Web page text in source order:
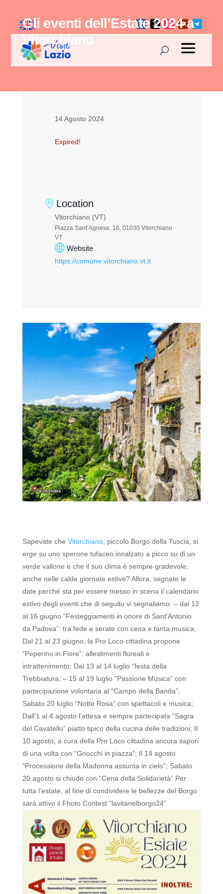
Gli eventi dell’Estate 2024 a
Vitorchiano
14 Agosto 2024
Expired!
Location
Vitorchiano (VT)
Piazza Sant’Agnese, 16, 01030 Vitorchiano
VT
Website
https://comune.vitorchiano.vt.it
Sapevate che Vitorchiano, piccolo Borgo della Tuscia, si
erge su uno sperone tufaceo innalzato a picco su di un
verde vallone e che il suo clima è sempre gradevole,
anche nelle calde giornate estive? Allora, segnate le
date perché sta per essere messo in scena il calendario
estivo degli eventi che di seguito vi segnaliamo: – dal 12
al 16 giugno “Festeggiamenti in onore di Sant’Antonio
da Padova”: tra fede e serate con cena e tanta musica;
Dal 21 al 23 giugno, la Pro Loco cittadina propone
“Peperino in Fiore”: allestimenti floreali e
intrattenimento; Dal 13 al 14 luglio “festa della
Trebbiatura; – 15 al 19 luglio “Passione Musica” con
partecipazione volontaria al “Campo della Banda”;
Sabato 20 luglio “Notte Rosa” con spettacoli e musica;
Dall’1 al 4 agosto l’attesa e sempre partecipata “Sagra
del Cavatello” piatto tipico della cucina delle tradizioni; Il
10 agosto, a cura della Pro Loco cittadina ancora sapori
di una volta con “Gnocchi in piazza”; Il 14 agosto
“Processione della Madonna assunta in cielo”; Sabato
20 agosto si chiude con “Cena della Solidarietà” Per
tutta l’estate, al fine di condividere le bellezze del Borgo
sarà attivo il Fhoto Contest “lavitanelborgo24”.